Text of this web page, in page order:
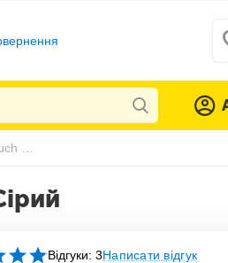
Відгуки: 3Написати відгук